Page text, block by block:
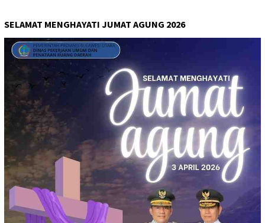
SELAMAT MENGHAYATI JUMAT AGUNG 2026